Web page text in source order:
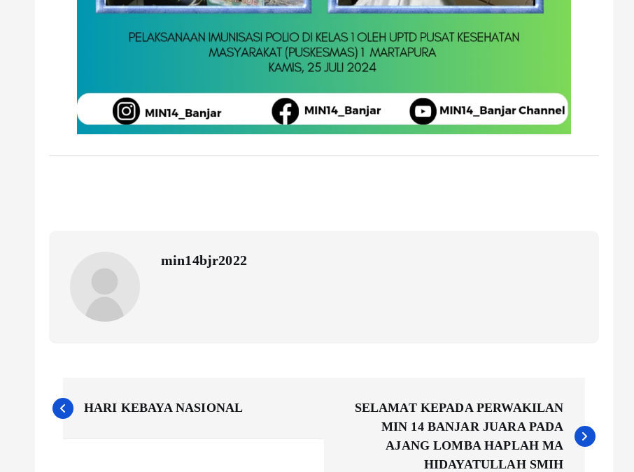
min14bjr2022
N
HARI KEBAYA NASIONAL
SELAMAT KEPADA PERWAKILAN
MIN 14 BANJAR JUARA PADA
AJANG LOMBA HAPLAH MA
HIDAYATULLAH SMIH